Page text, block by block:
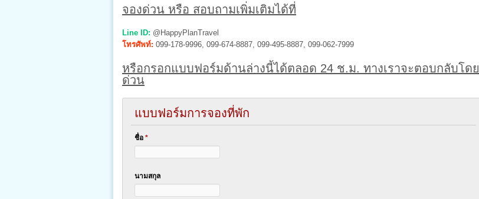
จองด่วน หรือ สอบถามเพิ่มเติมได้ที่
Line ID: @HappyPlanTravel
โทรศัพท์: 099-178-9996, 099-674-8887, 099-495-8887, 099-062-7999
หรือกรอกแบบฟอร์มด้านล่างนี้ได้ตลอด 24 ช.ม. ทางเราจะตอบกลับโดย
ด่วน
แบบฟอร์มการจองที่พัก
ชื่อ *
นามสกุล